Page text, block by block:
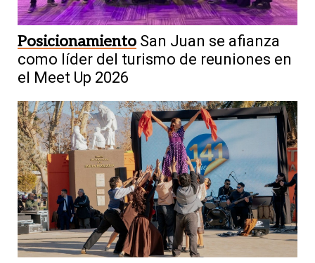
Posicionamiento San Juan se afianza
como líder del turismo de reuniones en
el Meet Up 2026